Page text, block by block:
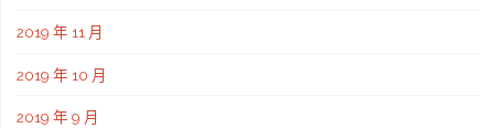
2019 年 11 月
2019 年 10 月
2019 年 9 月